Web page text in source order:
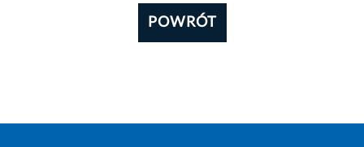
POWRÓT